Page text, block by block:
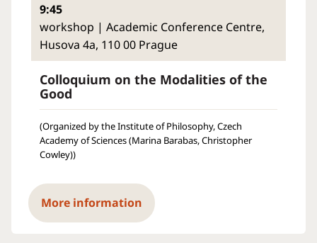
9:45
workshop | Academic Conference Centre,
Husova 4a, 110 00 Prague
Colloquium on the Modalities of the
Good
(Organized by the Institute of Philosophy, Czech
Academy of Sciences (Marina Barabas, Christopher
Cowley))
More information